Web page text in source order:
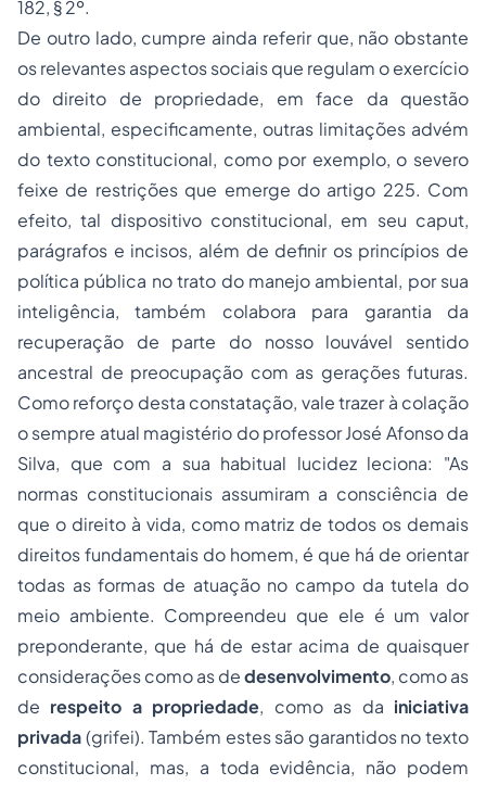
182, § 2º.
De outro lado, cumpre ainda referir que, não obstante
os relevantes aspectos sociais que regulam o exercício
do direito de propriedade, em face da questão
ambiental, especificamente, outras limitações advém
do texto constitucional, como por exemplo, o severo
feixe de restrições que emerge do artigo 225. Com
efeito, tal dispositivo constitucional, em seu caput,
parágrafos e incisos, além de definir os princípios de
política pública no trato do manejo ambiental, por sua
inteligência, também colabora para garantia da
recuperação de parte do nosso louvável sentido
ancestral de preocupação com as gerações futuras.
Como reforço desta constatação, vale trazer à colação
o sempre atual magistério do professor José Afonso da
Silva, que com a sua habitual lucidez leciona: "As
normas constitucionais assumiram a consciência de
que o direito à vida, como matriz de todos os demais
direitos fundamentais do homem, é que há de orientar
todas as formas de atuação no campo da tutela do
meio ambiente. Compreendeu que ele é um valor
preponderante, que há de estar acima de quaisquer
considerações como as dedesenvolvimento, como as
de respeito a propriedade, como as da iniciativa
privada(grifei). Também estes são garantidos no texto
constitucional, mas, a toda evidência, não podem